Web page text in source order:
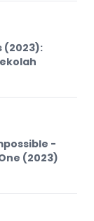
(2023):
-
(2023)